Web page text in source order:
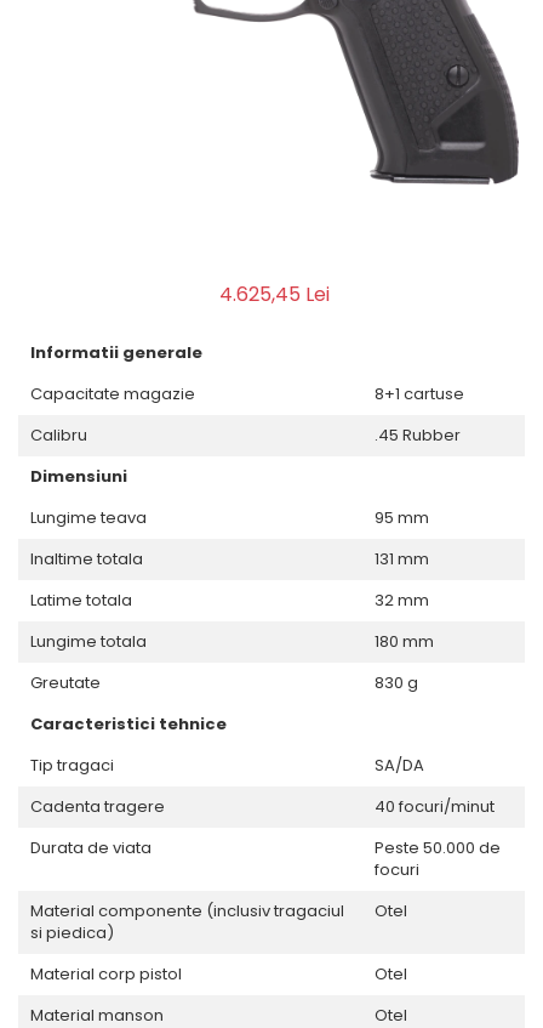
TOCURI IWB
Evo Active
M-Series
4.625,45 Lei
Informatii generale
Capacitate magazie
8+1 cartuse
Calibru
.45 Rubber
Dimensiuni
Lungime teava
95 mm
Inaltime totala
131 mm
Latime totala
32 mm
Lungime totala
180 mm
Greutate
830 g
Caracteristici tehnice
Tip tragaci
SA/DA
Cadenta tragere
40 focuri/minut
Durata de viata
Peste 50.000 de
focuri
Material componente (inclusiv tragaciul
si piedica)
Otel
Material corp pistol
Otel
Material manson
Otel